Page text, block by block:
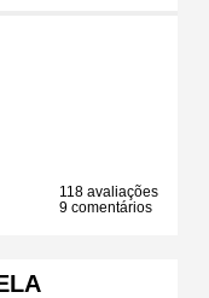
118 avaliações
9 comentários